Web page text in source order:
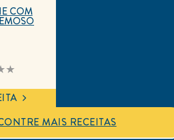
COM
MAIS RECEITAS